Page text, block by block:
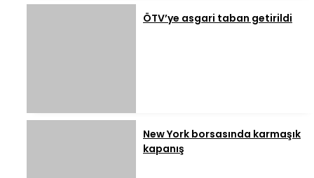
ÖTV’ye asgari taban getirildi
New York borsasında karmaşık
kapanış